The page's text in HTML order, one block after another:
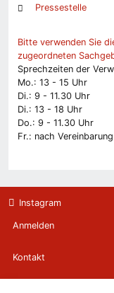
Pressestelle
Bitte verwenden Sie
zugeordneten
Sprechzeiten der
Mo.: 13 - 15 Uhr
Di.: 9 - 11.30 Uhr
Di.: 13 - 18 Uhr
Do.: 9 - 11.30 Uhr
Fr.: nach Vereinbarung
Instagram
Anmelden
Kontakt